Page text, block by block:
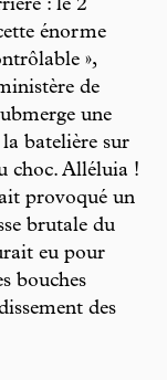
: le 2
énorme
»,
de
une
batelière sur
choc. Alléluia !
provoqué un
brutale du
eu pour
bouches
des